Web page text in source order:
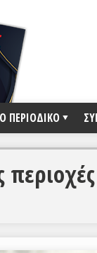
ΠΕΡΙΟΔΙΚΟ
περιοχές